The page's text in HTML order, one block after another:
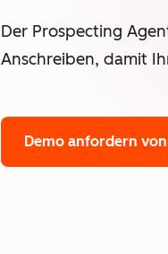
Der Prospecting
Anschreiben, damit
Demo anfordern